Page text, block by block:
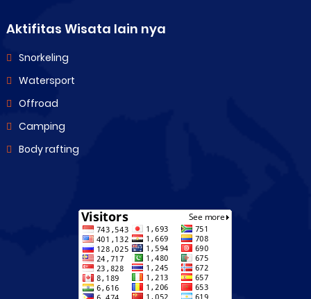
Aktifitas Wisata lain nya
Snorkeling
Watersport
Offroad
Camping
Body rafting